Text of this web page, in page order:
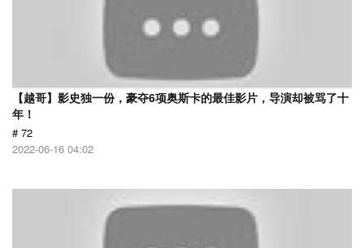
【越哥】影史独一份，豪夺6项奥斯卡的最佳影片，导演却被骂了十
年！
# 72
2022-06-16 04:02